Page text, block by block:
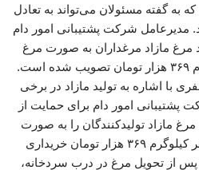
به گفته مسئولان می‌تواند به تعادل
مدیرعامل شرکت پشتیبانی امور دام
مرغ مازاد مرغداران به صورت مرغ
کامل منجمد با نرخ هر کیلوگرم ۳۶۹ هزار تومان تصویب شده است.
با اشاره به تولید مازاد در برخی
امور دام برای حمایت از
مازاد تولیدکنندگان را به صورت
مرغ کامل منجمد با قیمت هر کیلوگرم ۳۶۹ هزار تومان خریداری
از تحویل مرغ در درب سردخانه،